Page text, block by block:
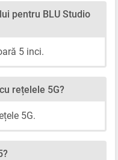
pentru BLU Studio
5 inci.
rețelele 5G?
5G.